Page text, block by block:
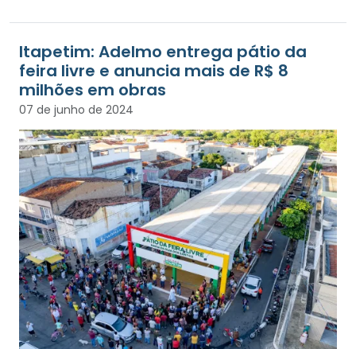
Itapetim: Adelmo entrega pátio da
feira livre e anuncia mais de R$ 8
milhões em obras
07 de junho de 2024